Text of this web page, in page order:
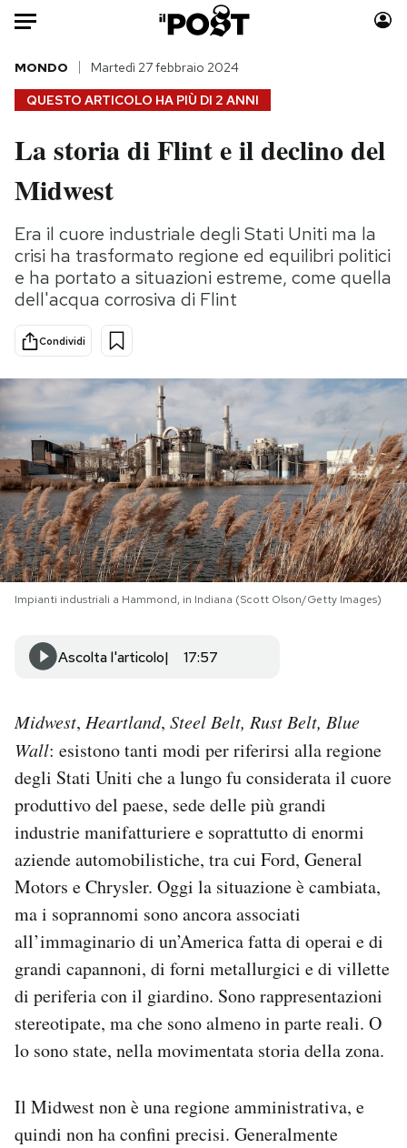
Auto
HOME
Italia
Politica
Tecnologia
Internet
Scienza
Cultura
Economia
Moda
Storie/Idee
Ok Boomer!
Media
Europa
PODCAST
NEWSLETTER
I MIEI PREFERITI
AREA PERSONALE
Area Personale
Newsletter
Notifiche mobile
Regala il Post
QUESTO ARTICOLO HA PIÙ DI 2 ANNI
MONDO Martedì 27 febbraio 2024
La storia di Flint e il declino del
Midwest
Era il cuore industriale degli Stati Uniti ma la
crisi ha trasformato regione ed equilibri politici
e ha portato a situazioni estreme, come quella
dell'acqua corrosiva di Flint
Condividi
Impianti industriali a Hammond, in Indiana (Scott Olson/Getty Images)
Ascolta l'articolo 17:57
Midwest, Heartland, Steel Belt, Rust Belt, Blue
Wall: esistono tanti modi per riferirsi alla regione
degli Stati Uniti che a lungo fu considerata il cuore
produttivo del paese, sede delle più grandi
industrie manifatturiere e soprattutto di enormi
aziende automobilistiche, tra cui Ford, General
Motors e Chrysler. Oggi la situazione è cambiata,
ma i soprannomi sono ancora associati
all’immaginario di un’America fatta di operai e di
grandi capannoni, di forni metallurgici e di villette
di periferia con il giardino. Sono rappresentazioni
stereotipate, ma che sono almeno in parte reali. O
lo sono state, nella movimentata storia della zona.
Il Midwest non è una regione amministrativa, e
quindi non ha confini precisi. Generalmente